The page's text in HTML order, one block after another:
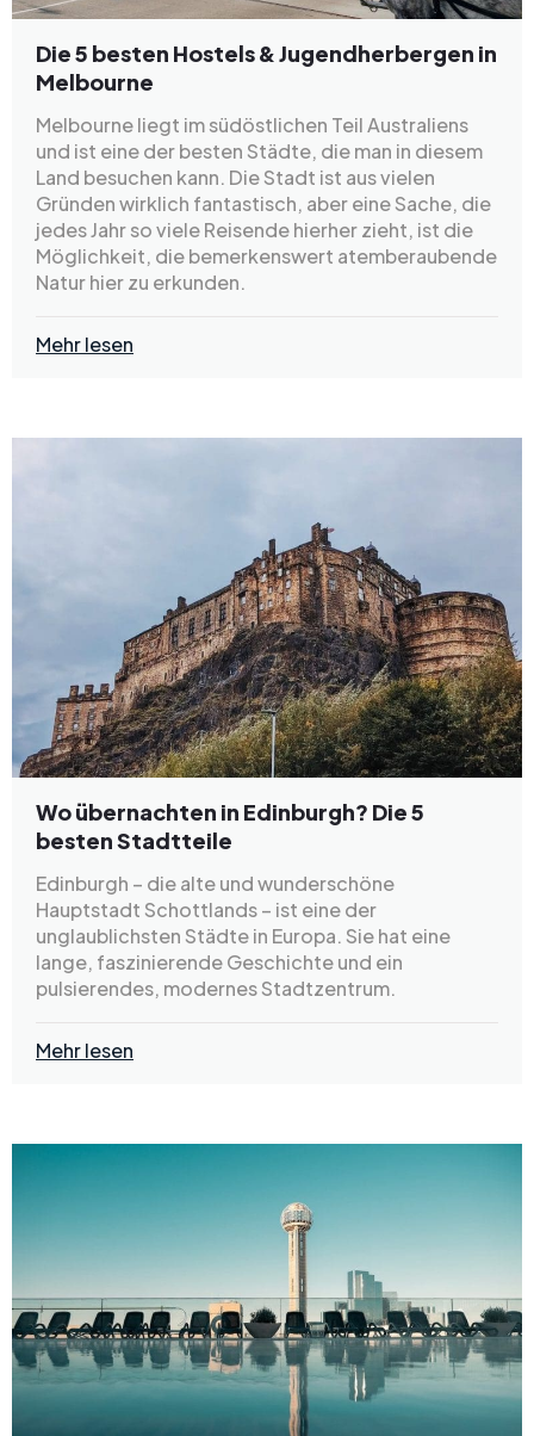
Die 5 besten Hostels & Jugendherbergen in
Melbourne
Melbourne liegt im südöstlichen Teil Australiens
und ist eine der besten Städte, die man in diesem
Land besuchen kann. Die Stadt ist aus vielen
Gründen wirklich fantastisch, aber eine Sache, die
jedes Jahr so viele Reisende hierher zieht, ist die
Möglichkeit, die bemerkenswert atemberaubende
Natur hier zu erkunden.
Mehr lesen
Wo übernachten in Edinburgh? Die 5
besten Stadtteile
Edinburgh – die alte und wunderschöne
Hauptstadt Schottlands – ist eine der
unglaublichsten Städte in Europa. Sie hat eine
lange, faszinierende Geschichte und ein
pulsierendes, modernes Stadtzentrum.
Mehr lesen